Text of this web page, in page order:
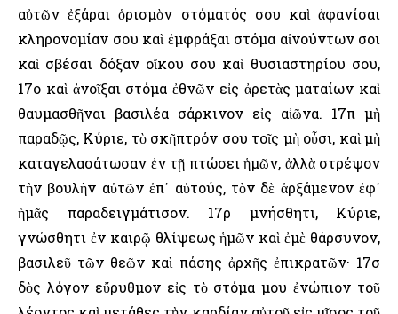
αὐτῶν ἐξάραι ὁρισμὸν στόματός σου καὶ ἀφανίσαι
κληρονομίαν σου καὶ ἐμφράξαι στόμα αἰνούντων σοι
καὶ σβέσαι δόξαν οἴκου σου καὶ θυσιαστηρίου σου,
17ο καὶ ἀνοῖξαι στόμα ἐθνῶν εἰς ἀρετὰς ματαίων καὶ
θαυμασθῆναι βασιλέα σάρκινον εἰς αἰῶνα. 17π μὴ
παραδῷς, Κύριε, τὸ σκῆπτρόν σου τοῖς μὴ οὖσι, καὶ μὴ
καταγελασάτωσαν ἐν τῇ πτώσει ἡμῶν, ἀλλὰ στρέψον
τὴν βουλὴν αὐτῶν ἐπ᾿ αὐτούς, τὸν δὲ ἀρξάμενον ἐφ᾿
ἡμᾶς παραδειγμάτισον. 17ρ μνήσθητι, Κύριε,
γνώσθητι ἐν καιρῷ θλίψεως ἡμῶν καὶ ἐμὲ θάρσυνον,
βασιλεῦ τῶν θεῶν καὶ πάσης ἀρχῆς ἐπικρατῶν· 17σ
δὸς λόγον εὔρυθμον εἰς τὸ στόμα μου ἐνώπιον τοῦ